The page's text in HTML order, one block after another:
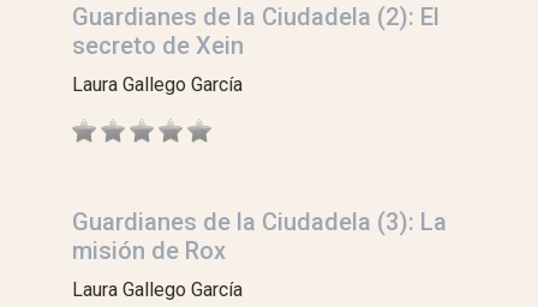
Guardianes de la Ciudadela (2): El
secreto de Xein
Laura Gallego García
Guardianes de la Ciudadela (3): La
misión de Rox
Laura Gallego García